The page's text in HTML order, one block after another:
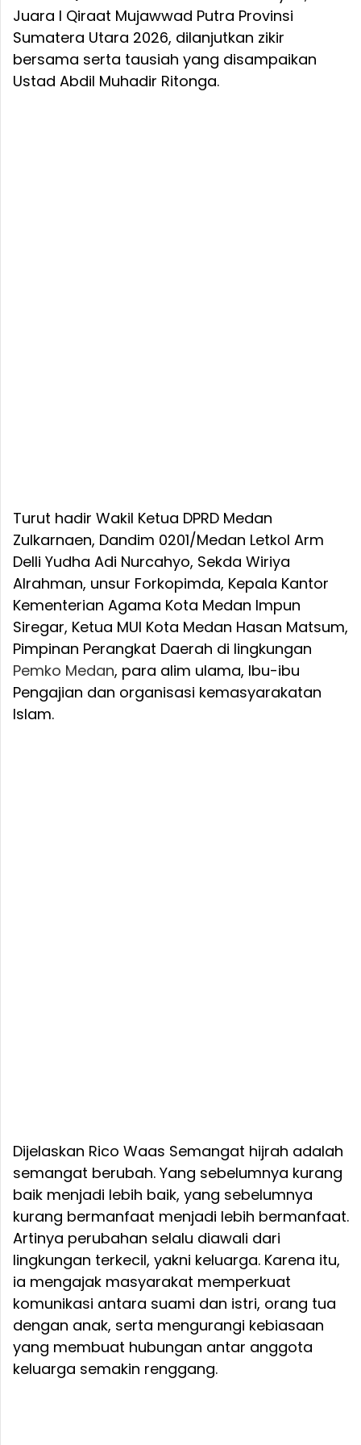
Juara I Qiraat Mujawwad Putra Provinsi
Sumatera Utara 2026, dilanjutkan zikir
bersama serta tausiah yang disampaikan
Ustad Abdil Muhadir Ritonga.
Turut hadir Wakil Ketua DPRD Medan
Zulkarnaen, Dandim 0201/Medan Letkol Arm
Delli Yudha Adi Nurcahyo, Sekda Wiriya
Alrahman, unsur Forkopimda, Kepala Kantor
Kementerian Agama Kota Medan Impun
Siregar, Ketua MUI Kota Medan Hasan Matsum,
Pimpinan Perangkat Daerah di lingkungan
Pemko Medan, para alim ulama, Ibu-ibu
Pengajian dan organisasi kemasyarakatan
Islam.
Dijelaskan Rico Waas Semangat hijrah adalah
semangat berubah. Yang sebelumnya kurang
baik menjadi lebih baik, yang sebelumnya
kurang bermanfaat menjadi lebih bermanfaat.
Artinya perubahan selalu diawali dari
lingkungan terkecil, yakni keluarga. Karena itu,
ia mengajak masyarakat memperkuat
komunikasi antara suami dan istri, orang tua
dengan anak, serta mengurangi kebiasaan
yang membuat hubungan antar anggota
keluarga semakin renggang.